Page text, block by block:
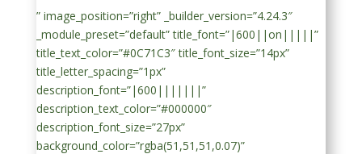
” image_position=”right” _builder_version=”4.24.3″
_module_preset=”default” title_font=”|600||on|||||”
title_text_color=”#0C71C3″ title_font_size=”14px”
title_letter_spacing=”1px”
description_font=”|600|||||||”
description_text_color=”#000000″
description_font_size=”27px”
background_color=”rgba(51,51,51,0.07)”